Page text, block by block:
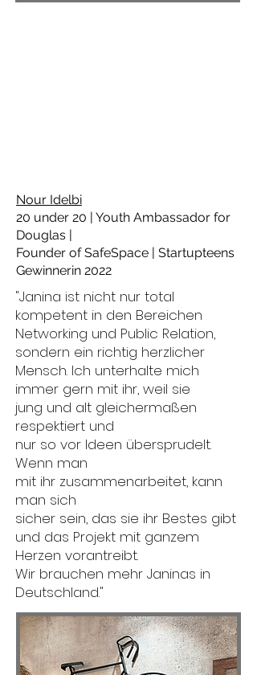
Nour Idelbi
20 under 20 | Youth Ambassador for
Douglas |
Founder of SafeSpace | Startupteens
Gewinnerin 2022
"Janina ist nicht nur total
kompetent in den Bereichen
Networking und Public Relation,
sondern ein richtig herzlicher
Mensch. Ich unterhalte mich
immer gern mit ihr, weil sie
jung und alt gleichermaßen
respektiert und
nur so vor Ideen übersprudelt.
Wenn man
mit ihr zusammenarbeitet, kann
man sich
sicher sein, das sie ihr Bestes gibt
und das Projekt mit ganzem
Herzen vorantreibt.
Wir brauchen mehr Janinas in
Deutschland."